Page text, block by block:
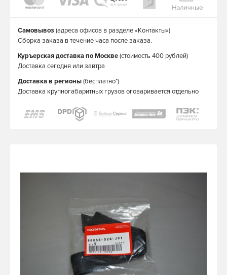
Самовывоз (адреса офисов в разделе «Контакты»)
Сборка заказа в течение часа после заказа.
Куръерская доставка по Москве(стоимость 400 рублей)
Доставка сегодня или завтра
Доставка в регионы(бесплатно*)
Доставка крупногабаритных грузов оговаривается отдельно